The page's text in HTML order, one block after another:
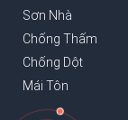
Sơn Nhà
Chống Thấm
Chống Dột
Mái Tôn